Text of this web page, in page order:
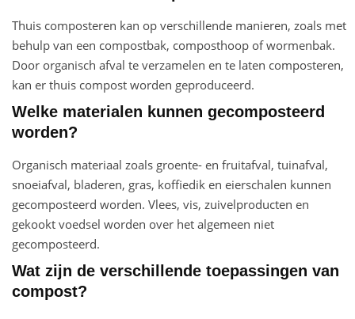
Thuis composteren kan op verschillende manieren, zoals met
behulp van een compostbak, composthoop of wormenbak.
Door organisch afval te verzamelen en te laten composteren,
kan er thuis compost worden geproduceerd.
Welke materialen kunnen gecomposteerd
worden?
Organisch materiaal zoals groente- en fruitafval, tuinafval,
snoeiafval, bladeren, gras, koffiedik en eierschalen kunnen
gecomposteerd worden. Vlees, vis, zuivelproducten en
gekookt voedsel worden over het algemeen niet
gecomposteerd.
Wat zijn de verschillende toepassingen van
compost?